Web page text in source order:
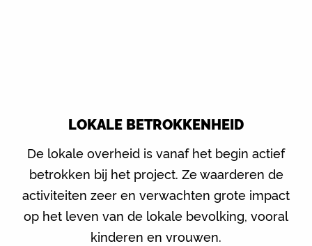
LOKALE BETROKKENHEID
De lokale overheid is vanaf het begin actief
betrokken bij het project. Ze waarderen de
activiteiten zeer en verwachten grote impact
op het leven van de lokale bevolking, vooral
kinderen en vrouwen.